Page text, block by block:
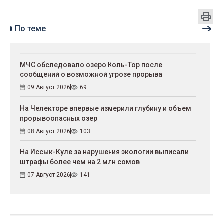
По теме
МЧС обследовало озеро Коль-Тор после
сообщений о возможной угрозе прорыва
09 Август 2026 69
На Челекторе впервые измерили глубину и объем
прорывоопасных озер
08 Август 2026 103
На Иссык-Куле за нарушения экологии выписали
штрафы более чем на 2 млн сомов
07 Август 2026 141